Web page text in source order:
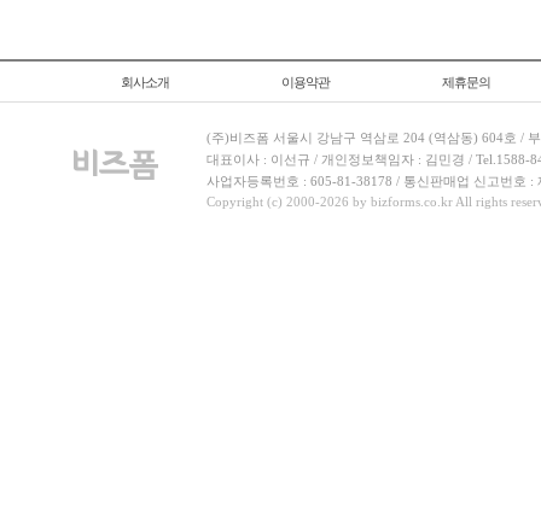
회사소개 이용약관 제휴문의
(주)비즈폼 서울시 강남구 역삼로 204 (역삼동) 604호 /
대표이사 : 이선규 / 개인정보책임자 : 김민경 / Tel.1588-
사업자등록번호 : 605-81-38178 / 통신판매업 신고번호 :
Copyright (c) 2000-2026 by bizforms.co.kr All rights